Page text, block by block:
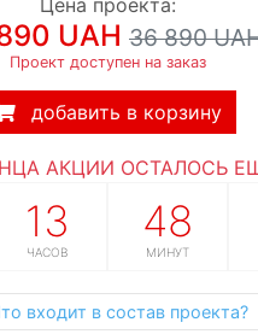
UAH 36 890
Проект доступен на заказ
добавить в корзину
АКЦИИ ОСТАЛОСЬ
13
ЧАСОВ
48
МИНУТ
входит в состав проекта?